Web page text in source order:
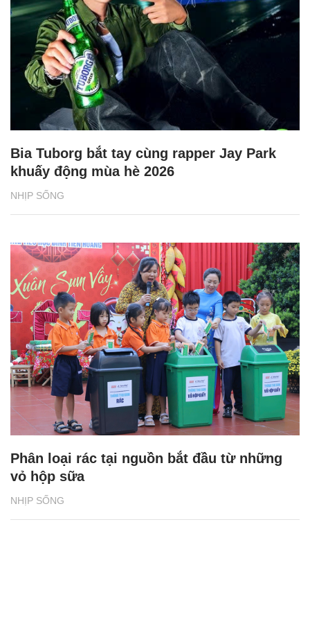
NHỊP SỐNG
Bia Tuborg bắt tay cùng rapper Jay Park
khuấy động mùa hè 2026
NHỊP SỐNG
Phân loại rác tại nguồn bắt đầu từ những
vỏ hộp sữa